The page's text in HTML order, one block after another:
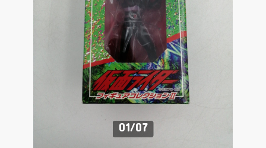
01/07